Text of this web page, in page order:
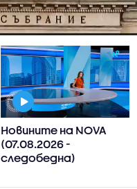
Новините на NOVA
(07.08.2026 -
следобедна)